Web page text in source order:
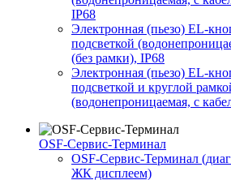
IP68
Электронная (пьезо) EL-
подсветкой
(без рамки), IP68
Электронная (пьезо) EL-
подсветкой и круглой
(водонепроницаемая, с
OSF-Сервис-Терминал
OSF-Сервис-Терминал
ЖК дисплеем)